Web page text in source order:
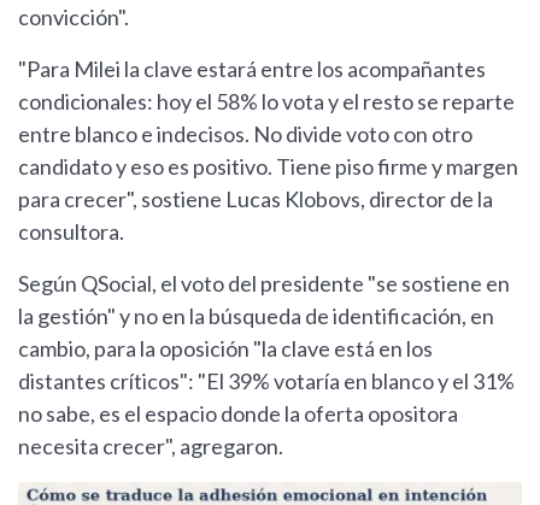
convicción".
"Para Milei la clave estará entre los acompañantes
condicionales: hoy el 58% lo vota y el resto se reparte
entre blanco e indecisos. No divide voto con otro
candidato y eso es positivo. Tiene piso firme y margen
para crecer", sostiene Lucas Klobovs, director de la
consultora.
Según QSocial, el voto del presidente "se sostiene en
la gestión" y no en la búsqueda de identificación, en
cambio, para la oposición "la clave está en los
distantes críticos": "El 39% votaría en blanco y el 31%
no sabe, es el espacio donde la oferta opositora
necesita crecer", agregaron.